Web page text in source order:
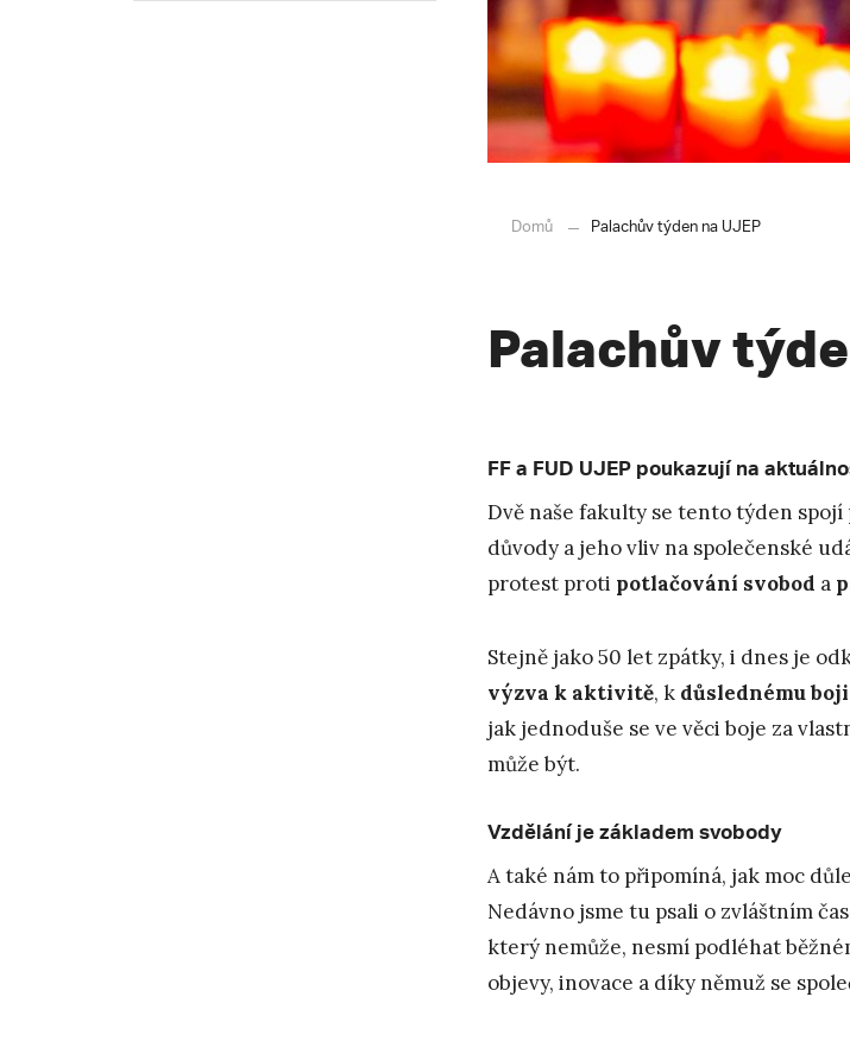
Domů Palachův týden na UJEP
Palachův
FF a FUD UJEP poukazují na
Dvě naše fakulty se tento týden
důvody a jeho vliv na společenské
protest proti potlačování svobod a
Stejně jako 50 let zpátky, i dnes je
výzva k aktivitě, k důslednému
jak jednoduše se ve věci boje za
může být.
Vzdělání je základem svobody
A také nám to připomíná, jak moc
Nedávno jsme tu psali o zvláštním
který nemůže, nesmí podléhat
objevy, inovace a díky němuž se